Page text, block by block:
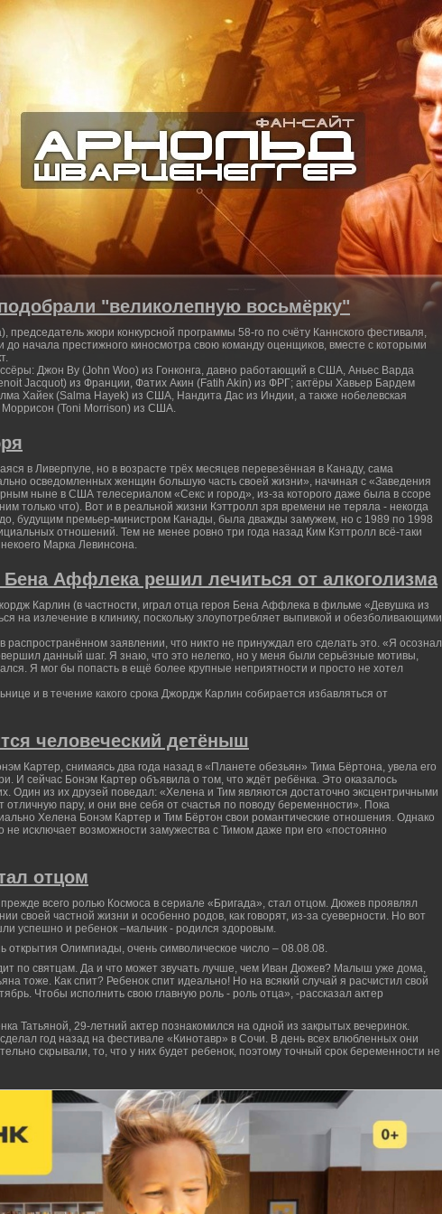
"великолепную восьмёрку"
председатель жюри конкурсной программы 58-го по счёту Каннского фестиваля,
начала престижного киносмотра свою команду оценщиков, вместе с которыми
Джон Ву (John Woo) из Гонконга, давно работающий в США, Аньес Варда
Jacquot) из Франции, Фатих Акин (Fatih Akin) из ФРГ; актёры Хавьер Бардем
Хайек (Salma Hayek) из США, Нандита Дас из Индии, а также нобелевская
Моррисон (Toni Morrison) из США.
в Ливерпуле, но в возрасте трёх месяцев перевезённая в Канаду, сама
осведомленных женщин большую часть своей жизни», начиная с «Заведения
ныне в США телесериалом «Секс и город», из-за которого даже была в ссоре
только что). Вот и в реальной жизни Кэттролл зря времени не теряла - некогда
будущим премьер-министром Канады, была дважды замужем, но с 1989 по 1998
отношений. Тем не менее ровно три года назад Ким Кэттролл всё-таки
Марка Левинсона.
Аффлека решил лечиться от алкоголизма
Карлин (в частности, играл отца героя Бена Аффлека в фильме «Девушка из
на излечение в клинику, поскольку злоупотребляет выпивкой и обезболивающими
распространённом заявлении, что никто не принуждал его сделать это. «Я осознал
данный шаг. Я знаю, что это нелегко, но у меня были серьёзные мотивы,
Я мог бы попасть в ещё более крупные неприятности и просто не хотел
и в течение какого срока Джордж Карлин собирается избавляться от
человеческий детёныш
Картер, снимаясь два года назад в «Планете обезьян» Тима Бёртона, увела его
И сейчас Бонэм Картер объявила о том, что ждёт ребёнка. Это оказалось
Один из их друзей поведал: «Хелена и Тим являются достаточно эксцентричными
отличную пару, и они вне себя от счастья по поводу беременности». Пока
Хелена Бонэм Картер и Тим Бёртон свои романтические отношения. Однако
исключает возможности замужества с Тимом даже при его «постоянно
отцом
всего ролью Космоса в сериале «Бригада», стал отцом. Дюжев проявлял
своей частной жизни и особенно родов, как говорят, из-за суеверности. Но вот
успешно и ребенок –мальчик - родился здоровым.
открытия Олимпиады, очень символическое число – 08.08.08.
по святцам. Да и что может звучать лучше, чем Иван Дюжев? Малыш уже дома,
тоже. Как спит? Ребенок спит идеально! Но на всякий случай я расчистил свой
Чтобы исполнить свою главную роль - роль отца», -рассказал актер
Татьяной, 29-летний актер познакомился на одной из закрытых вечеринок.
год назад на фестивале «Кинотавр» в Сочи. В день всех влюбленных они
скрывали, то, что у них будет ребенок, поэтому точный срок беременности не